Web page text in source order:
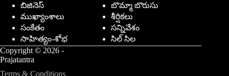
బిజినెస్
బొమ్మా బొరుసు
ముఖ్యాంశాలు
శీర్షికలు
సంకేతం
సన్నివేశం
సాహిత్యం-శోభ
సిల్ సిల
Copyright © 2026 -
Prajatantra
Terms & Conditions